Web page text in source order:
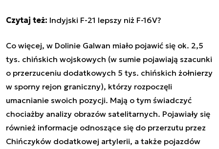
Czytaj też: Indyjski F-21 lepszy niż F-16V?
Co więcej, w Dolinie Galwan miało pojawić się ok. 2,5
tys. chińskich wojskowych (w sumie pojawiają szacunki
o przerzuceniu dodatkowych 5 tys. chińskich żołnierzy
w sporny rejon graniczny), którzy rozpoczęli
umacnianie swoich pozycji. Mają o tym świadczyć
chociażby analizy obrazów satelitarnych. Pojawiały się
również informacje odnoszące się do przerzutu przez
Chińczyków dodatkowej artylerii, a także pojazdów